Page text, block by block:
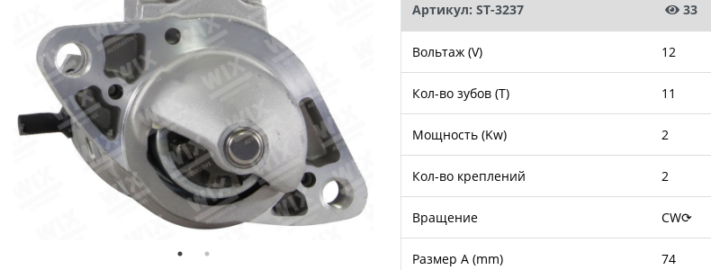
Артикул: ST-3237 33
Вольтаж (V) 12
Кол-во зубов (T) 11
Мощность (Kw) 2
Кол-во креплений 2
Вращение CW⟳
Размер A (mm) 74